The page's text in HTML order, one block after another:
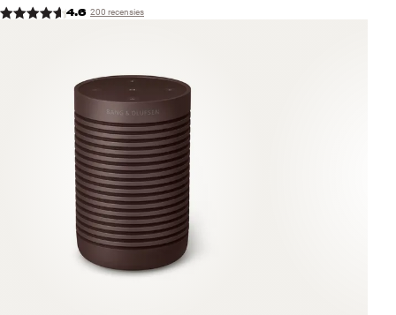
INSPIRATIE
MERKEN
NIEUW
AANBIEDINGEN
4.6 200 recensies